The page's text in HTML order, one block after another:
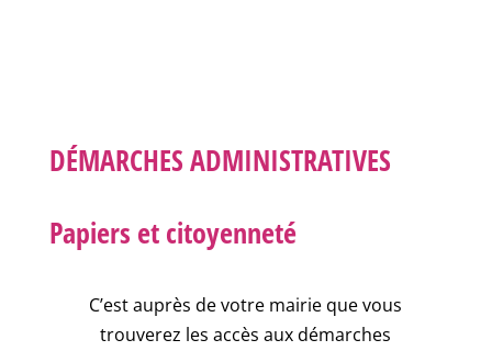
DÉMARCHES ADMINISTRATIVES
Papiers et citoyenneté
C’est auprès de votre mairie que vous
trouverez les accès aux démarches